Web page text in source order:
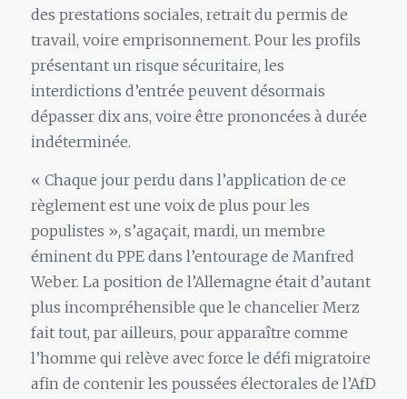
des prestations sociales, retrait du permis de
travail, voire emprisonnement. Pour les profils
présentant un risque sécuritaire, les
interdictions d’entrée peuvent désormais
dépasser dix ans, voire être prononcées à durée
indéterminée.
« Chaque jour perdu dans l’application de ce
règlement est une voix de plus pour les
populistes », s’agaçait, mardi, un membre
éminent du PPE dans l’entourage de Manfred
Weber. La position de l’Allemagne était d’autant
plus incompréhensible que le chancelier Merz
fait tout, par ailleurs, pour apparaître comme
l’homme qui relève avec force le défi migratoire
afin de contenir les poussées électorales de l’AfD